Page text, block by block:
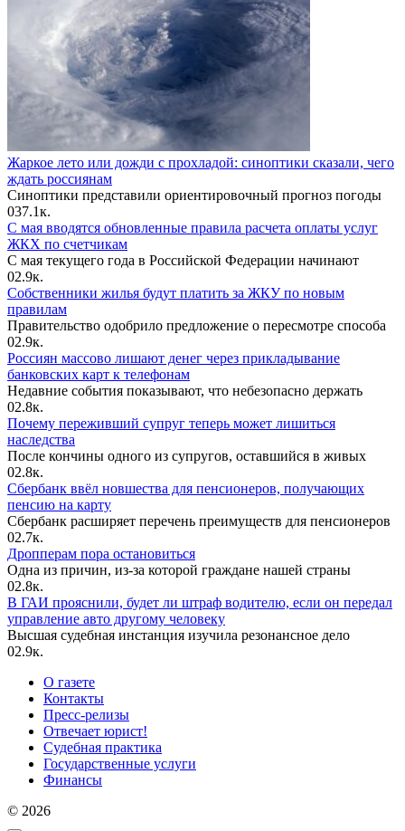
Жаркое лето или дожди с прохладой: синоптики сказали, чего
ждать россиянам
Синоптики представили ориентировочный прогноз погоды
037.1к.
С мая вводятся обновленные правила расчета оплаты услуг
ЖКХ по счетчикам
С мая текущего года в Российской Федерации начинают
02.9к.
Собственники жилья будут платить за ЖКУ по новым
правилам
Правительство одобрило предложение о пересмотре способа
02.9к.
Россиян массово лишают денег через прикладывание
банковских карт к телефонам
Недавние события показывают, что небезопасно держать
02.8к.
Почему переживший супруг теперь может лишиться
наследства
После кончины одного из супругов, оставшийся в живых
02.8к.
Сбербанк ввёл новшества для пенсионеров, получающих
пенсию на карту
Сбербанк расширяет перечень преимуществ для пенсионеров
02.7к.
Дропперам пора остановиться
Одна из причин, из-за которой граждане нашей страны
02.8к.
В ГАИ прояснили, будет ли штраф водителю, если он передал
управление авто другому человеку
Высшая судебная инстанция изучила резонансное дело
02.9к.
О газете
Контакты
Пресс-релизы
Отвечает юрист!
Судебная практика
Государственные услуги
Финансы
© 2026